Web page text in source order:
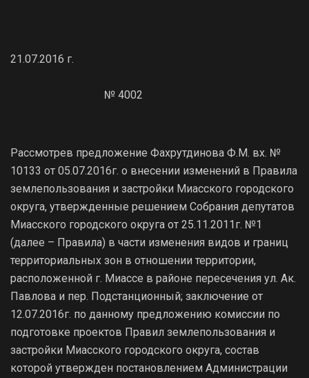
21.07.2016 г.
№ 4002
Рассмотрев предложение Фахрутдинова Ф.М. вх. №
10133 от 05.07.2016г. о внесении изменений в Правила
землепользования и застройки Миасского городского
округа, утвержденные решением Собрания депутатов
Миасского городского округа от 25.11.2011г. №1
(далее – Правила) в части изменения видов и границ
территориальных зон в отношении территории,
расположенной г. Миассе в районе пересечения ул. Ак.
Павлова и пер. Подстанционный; заключение от
12.07.2016г. по данному предложению комиссии по
подготовке проектов Правил землепользования и
застройки Миасского городского округа, состав
которой утвержден постановлением Администрации